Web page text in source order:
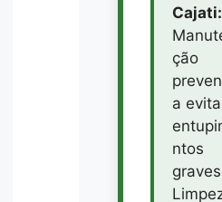
Cajati:
ção
a evita
ntos